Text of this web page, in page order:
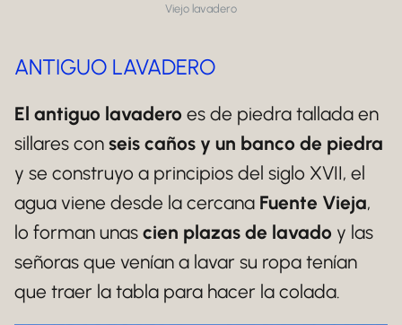
Viejo lavadero
ANTIGUO LAVADERO
El antiguo lavadero es de piedra tallada en
sillares con seis caños y un banco de piedra
y se construyo a principios del siglo XVII, el
agua viene desde la cercana Fuente Vieja,
lo forman unas cien plazas de lavado y las
señoras que venían a lavar su ropa tenían
que traer la tabla para hacer la colada.